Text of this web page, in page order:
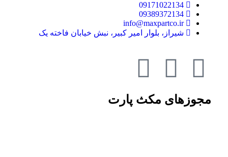
09171022134
09389372134
info@maxpartco.ir
شیراز، بلوار امیر کبیر، نبش خیابان فاخته یک
مجوزهای مکث پارت